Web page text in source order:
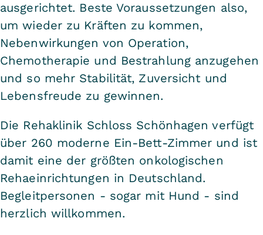
ausgerichtet. Beste Voraussetzungen also,
um wieder zu Kräften zu kommen,
Nebenwirkungen von Operation,
Chemotherapie und Bestrahlung anzugehen
und so mehr Stabilität, Zuversicht und
Lebensfreude zu gewinnen.
Die Rehaklinik Schloss Schönhagen verfügt
über 260 moderne Ein-Bett-Zimmer und ist
damit eine der größten onkologischen
Rehaeinrichtungen in Deutschland.
Begleitpersonen - sogar mit Hund - sind
herzlich willkommen.